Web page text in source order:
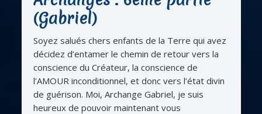
(Gabriel)
Soyez salués chers enfants de la Terre qui avez
décidez d’entamer le chemin de retour vers la
conscience du Créateur, la conscience de
l’AMOUR inconditionnel, et donc vers l’état divin
de guérison. Moi, Archange Gabriel, je suis
heureux de pouvoir maintenant vous